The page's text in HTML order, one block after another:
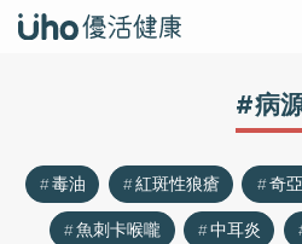
#病
毒油 紅斑性狼瘡 奇
魚刺卡喉嚨
中耳炎